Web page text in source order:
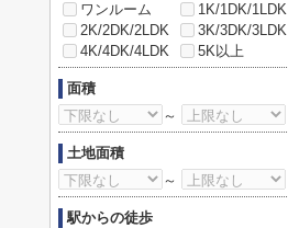
ワンルーム
1K/1DK/1LDK
2K/2DK/2LDK
3K/3DK/3LDK
4K/4DK/4LDK
5K以上
面積
～
土地面積
～
駅からの徒歩